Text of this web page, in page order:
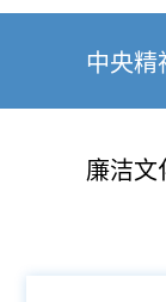
中央精
廉洁文